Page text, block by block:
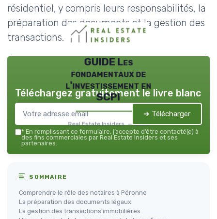
résidentiel, y compris leurs responsabilités, la
préparation des documents et la gestion des
transactions.
GUIDE Les
fondamentaux de
l'investissement en
SCPI
Real Estate Insiders — 2026
Téléchargez gratuitement le livre blanc
➔ Télécharger
* En remplissant ce formulaire, j’accepte d’être contacté(e) à
des fins commerciales par Real Estate Insiders et ses
partenaires.
SOMMAIRE
Comprendre le rôle des notaires à Péronne
La préparation des documents légaux
La gestion des transactions immobilières